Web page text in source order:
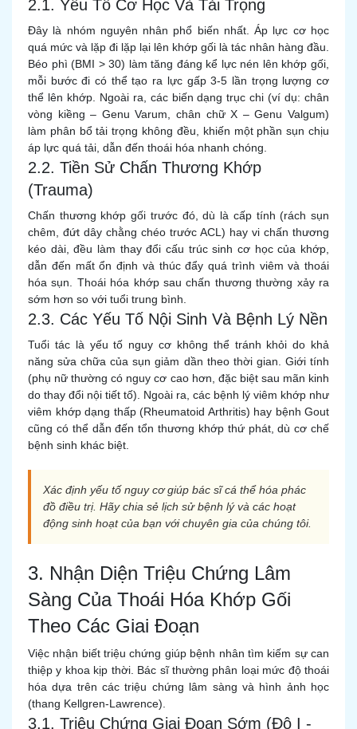
2.1. Yếu Tố Cơ Học Và Tải Trọng
Đây là nhóm nguyên nhân phổ biến nhất. Áp lực cơ học
quá mức và lặp đi lặp lại lên khớp gối là tác nhân hàng đầu.
Béo phì (BMI > 30) làm tăng đáng kể lực nén lên khớp gối,
mỗi bước đi có thể tạo ra lực gấp 3-5 lần trọng lượng cơ
thể lên khớp. Ngoài ra, các biến dạng trục chi (ví dụ: chân
vòng kiềng – Genu Varum, chân chữ X – Genu Valgum)
làm phân bổ tải trọng không đều, khiến một phần sụn chịu
áp lực quá tải, dẫn đến thoái hóa nhanh chóng.
2.2. Tiền Sử Chấn Thương Khớp
(Trauma)
Chấn thương khớp gối trước đó, dù là cấp tính (rách sụn
chêm, đứt dây chằng chéo trước ACL) hay vi chấn thương
kéo dài, đều làm thay đổi cấu trúc sinh cơ học của khớp,
dẫn đến mất ổn định và thúc đẩy quá trình viêm và thoái
hóa sụn. Thoái hóa khớp sau chấn thương thường xảy ra
sớm hơn so với tuổi trung bình.
2.3. Các Yếu Tố Nội Sinh Và Bệnh Lý Nền
Tuổi tác là yếu tố nguy cơ không thể tránh khỏi do khả
năng sửa chữa của sụn giảm dần theo thời gian. Giới tính
(phụ nữ thường có nguy cơ cao hơn, đặc biệt sau mãn kinh
do thay đổi nội tiết tố). Ngoài ra, các bệnh lý viêm khớp như
viêm khớp dạng thấp (Rheumatoid Arthritis) hay bệnh Gout
cũng có thể dẫn đến tổn thương khớp thứ phát, dù cơ chế
bệnh sinh khác biệt.
Xác định yếu tố nguy cơ giúp bác sĩ cá thể hóa phác
đồ điều trị. Hãy chia sẻ lịch sử bệnh lý và các hoạt
động sinh hoạt của bạn với chuyên gia của chúng tôi.
3. Nhận Diện Triệu Chứng Lâm
Sàng Của Thoái Hóa Khớp Gối
Theo Các Giai Đoạn
Việc nhận biết triệu chứng giúp bệnh nhân tìm kiếm sự can
thiệp y khoa kịp thời. Bác sĩ thường phân loại mức độ thoái
hóa dựa trên các triệu chứng lâm sàng và hình ảnh học
(thang Kellgren-Lawrence).
3.1. Triệu Chứng Giai Đoạn Sớm (Độ I -